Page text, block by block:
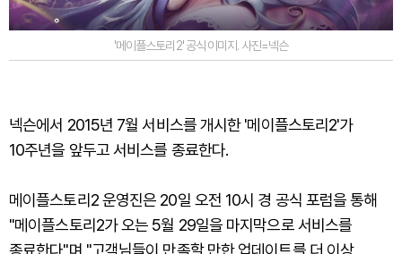
'메이플스토리2' 공식 이미지. 사진=넥슨
넥슨에서 2015년 7월 서비스를 개시한 '메이플스토리2'가
10주년을 앞두고 서비스를 종료한다.
메이플스토리2 운영진은 20일 오전 10시 경 공식 포럼을 통해
"메이플스토리2가 오는 5월 29일을 마지막으로 서비스를
종료한다"며 "고객님들이 만족할 만한 업데이트를 더 이상